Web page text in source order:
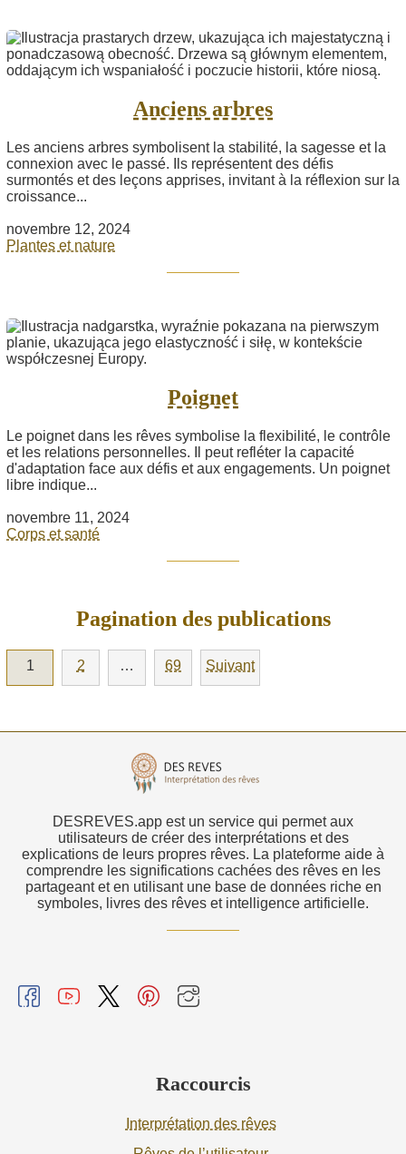
Anciens arbres
Les anciens arbres symbolisent la stabilité, la sagesse et la
connexion avec le passé. Ils représentent des défis
surmontés et des leçons apprises, invitant à la réflexion sur la
croissance...
novembre 12, 2024
Plantes et nature
Poignet
Le poignet dans les rêves symbolise la flexibilité, le contrôle
et les relations personnelles. Il peut refléter la capacité
d'adaptation face aux défis et aux engagements. Un poignet
libre indique...
novembre 11, 2024
Corps et santé
Pagination des publications
1 2 … 69 Suivant
DESREVES.app est un service qui permet aux
utilisateurs de créer des interprétations et des
explications de leurs propres rêves. La plateforme aide à
comprendre les significations cachées des rêves en les
partageant et en utilisant une base de données riche en
symboles, livres des rêves et intelligence artificielle.
Raccourcis
Interprétation des rêves